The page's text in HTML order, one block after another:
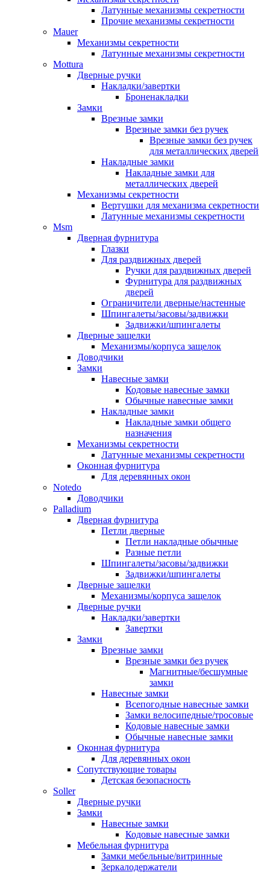
Латунные механизмы секретности
Прочие механизмы секретности
Mauer
Механизмы секретности
Латунные механизмы секретности
Mottura
Дверные ручки
Накладки/завертки
Броненакладки
Замки
Врезные замки
Врезные замки без ручек
Врезные замки без ручек
для металлических дверей
Накладные замки
Накладные замки для
металлических дверей
Механизмы секретности
Вертушки для механизма секретности
Латунные механизмы секретности
Msm
Дверная фурнитура
Глазки
Для раздвижных дверей
Ручки для раздвижных дверей
Фурнитура для раздвижных
дверей
Ограничители дверные/настенные
Шпингалеты/засовы/задвижки
Задвижки/шпингалеты
Дверные защелки
Механизмы/корпуса защелок
Доводчики
Замки
Навесные замки
Кодовые навесные замки
Обычные навесные замки
Накладные замки
Накладные замки общего
назначения
Механизмы секретности
Латунные механизмы секретности
Оконная фурнитура
Для деревянных окон
Notedo
Доводчики
Palladium
Дверная фурнитура
Петли дверные
Петли накладные обычные
Разные петли
Шпингалеты/засовы/задвижки
Задвижки/шпингалеты
Дверные защелки
Механизмы/корпуса защелок
Дверные ручки
Накладки/завертки
Завертки
Замки
Врезные замки
Врезные замки без ручек
Магнитные/бесшумные
замки
Навесные замки
Всепогодные навесные замки
Замки велосипедные/тросовые
Кодовые навесные замки
Обычные навесные замки
Оконная фурнитура
Для деревянных окон
Сопутствующие товары
Детская безопасность
Soller
Дверные ручки
Замки
Навесные замки
Кодовые навесные замки
Мебельная фурнитура
Замки мебельные/витринные
Зеркалодержатели